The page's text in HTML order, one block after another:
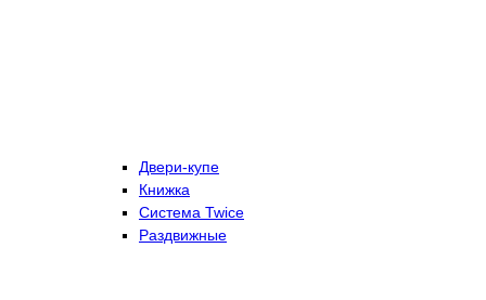
Двери-купе
Книжка
Система Twice
Раздвижные